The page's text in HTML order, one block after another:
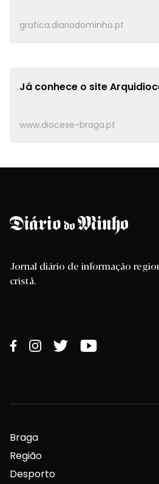
grafica.diariodominho.pt
Já conhece o site
www.diocese-braga.pt
Jornal diário de informação
cristã.
Braga
Região
Desporto